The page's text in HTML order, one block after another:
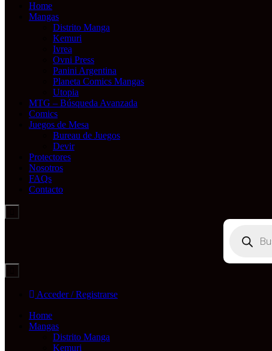
Home
Mangas
Distrito Manga
Kemuri
Ivrea
Ovni Press
Panini Argentina
Planeta Comics Mangas
Utopia
MTG – Búsqueda Avanzada
Comics
Juegos de Mesa
Bureau de Juegos
Devir
Protectores
Nosotros
FAQs
Contacto
productos
Acceder / Registrarse
Home
Mangas
Distrito Manga
Kemuri